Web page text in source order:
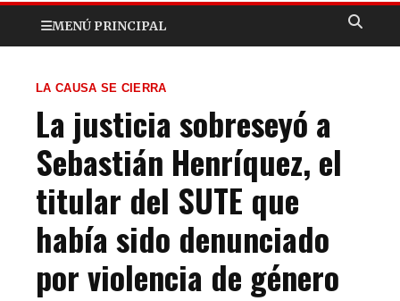
MENÚ PRINCIPAL
LA CAUSA SE CIERRA
La justicia sobreseyó a
Sebastián Henríquez, el
titular del SUTE que
había sido denunciado
por violencia de género